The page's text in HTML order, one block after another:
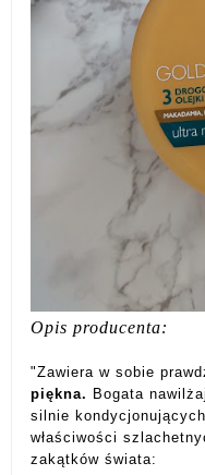
Opis producenta:
"Zawiera w sobie
piękna. Bogata
silnie
właściwości
zakątków świata: